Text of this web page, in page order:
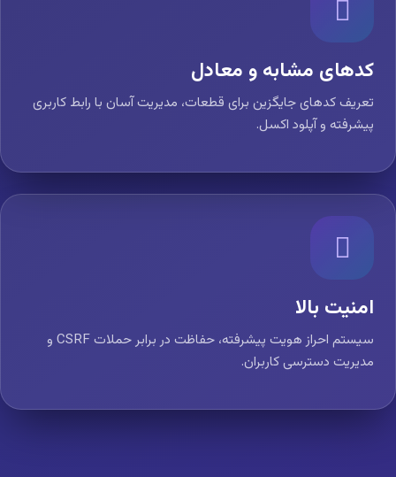
کدهای مشابه و معادل
تعریف کدهای جایگزین برای قطعات، مدیریت آسان با رابط کاربری
پیشرفته و آپلود اکسل.
امنیت بالا
سیستم احراز هویت پیشرفته، حفاظت در برابر حملات CSRF و
مدیریت دسترسی کاربران.